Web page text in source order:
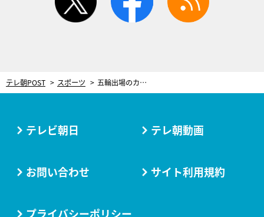
テレ朝POST スポーツ 五輪出場のカーリング・フォルティウス、スポンサー撤退で解散危機の過去 クラファンで1,000万円集め立て直し
テレビ朝日 テレ朝動画
お問い合わせ サイト利用規約
プライバシーポリシー